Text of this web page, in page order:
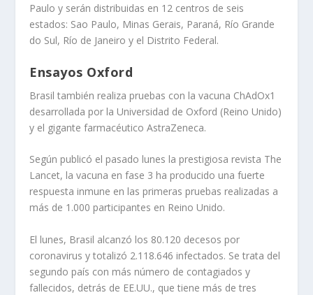
Paulo y serán distribuidas en 12 centros de seis
estados: Sao Paulo, Minas Gerais, Paraná, Río Grande
do Sul, Río de Janeiro y el Distrito Federal.
Ensayos Oxford
Brasil también realiza pruebas con la vacuna ChAdOx1
desarrollada por la Universidad de Oxford (Reino Unido)
y el gigante farmacéutico AstraZeneca.
Según publicó el pasado lunes la prestigiosa revista The
Lancet, la vacuna en fase 3 ha producido una fuerte
respuesta inmune en las primeras pruebas realizadas a
más de 1.000 participantes en Reino Unido.
El lunes, Brasil alcanzó los 80.120 decesos por
coronavirus y totalizó 2.118.646 infectados. Se trata del
segundo país con más número de contagiados y
fallecidos, detrás de EE.UU., que tiene más de tres